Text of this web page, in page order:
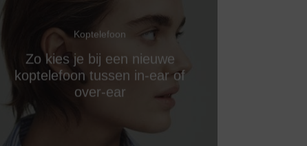
Koptelefoon
Zo kies je bij een nieuwe
koptelefoon tussen in-ear of
over-ear